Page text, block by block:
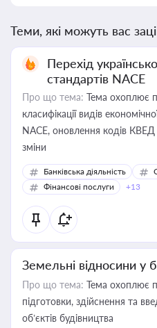
Теми, які можуть вас
Перехід
стандартів NACE
Про що тема: Тема охоплює
класифікації видів
NACE, оновлення кодів КВЕД
зміни
Банківська діяльність
Фінансові послуги
+13
Земельні відносини у
Про що тема: Тема охоплює
підготовки, здійснення та
об’єктів будівництва